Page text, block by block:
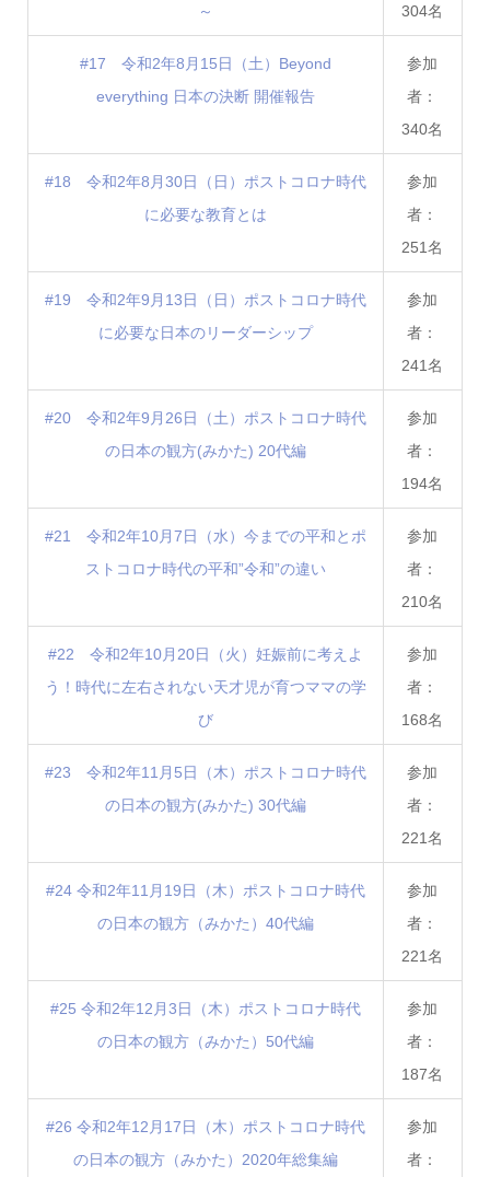
～
304名
#17 令和2年8月15日（土）Beyond
everything 日本の決断 開催報告
参加
者：
340名
#18 令和2年8月30日（日）ポストコロナ時代
に必要な教育とは
参加
者：
251名
#19 令和2年9月13日（日）ポストコロナ時代
に必要な日本のリーダーシップ
参加
者：
241名
#20 令和2年9月26日（土）ポストコロナ時代
の日本の観方(みかた) 20代編
参加
者：
194名
#21 令和2年10月7日（水）今までの平和とポ
ストコロナ時代の平和”令和”の違い
参加
者：
210名
#22 令和2年10月20日（火）妊娠前に考えよ
う！時代に左右されない天才児が育つママの学
び
参加
者：
168名
#23 令和2年11月5日（木）ポストコロナ時代
の日本の観方(みかた) 30代編
参加
者：
221名
#24 令和2年11月19日（木）ポストコロナ時代
の日本の観方（みかた）40代編
参加
者：
221名
#25 令和2年12月3日（木）ポストコロナ時代
の日本の観方（みかた）50代編
参加
者：
187名
#26 令和2年12月17日（木）ポストコロナ時代
の日本の観方（みかた）2020年総集編
参加
者：